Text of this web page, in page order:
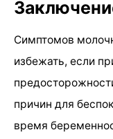
Симптомов
избежать, если
причин для
время